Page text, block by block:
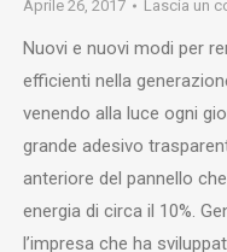
Aprile 26, 2017
Lascia un
Nuovi e nuovi modi per
efficienti nella
venendo alla luce ogni
grande adesivo
anteriore del pannello
energia di circa il 10%.
l’impresa che ha